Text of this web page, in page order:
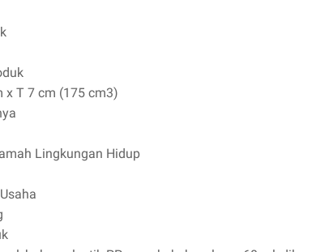
x T 7 cm (175 cm3)
Lingkungan Hidup